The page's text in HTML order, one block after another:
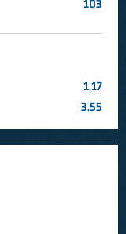
103
1,17
3,55